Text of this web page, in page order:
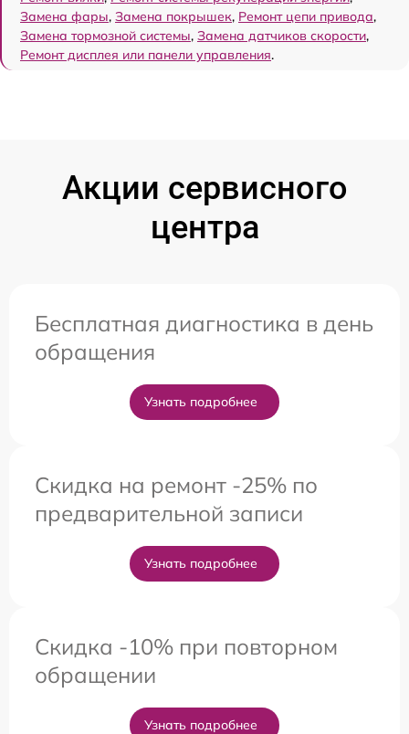
Замена фары, Замена покрышек, Ремонт цепи привода,
Замена тормозной системы, Замена датчиков скорости,
Ремонт дисплея или панели управления.
Акции сервисного
центра
Бесплатная диагностика в день
обращения
Узнать подробнее
Скидка на ремонт -25% по
предварительной записи
Узнать подробнее
Скидка -10% при повторном
обращении
Узнать подробнее